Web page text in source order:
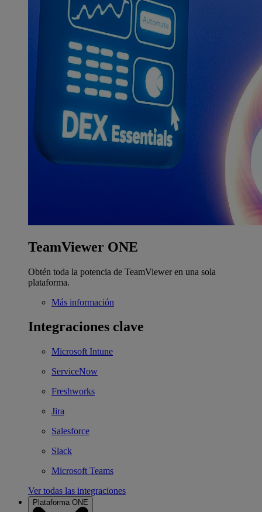
TeamViewer ONE
Obtén toda la potencia de TeamViewer en una sola
plataforma.
Más información
Integraciones clave
Microsoft Intune
ServiceNow
Freshworks
Jira
Salesforce
Slack
Microsoft Teams
Ver todas las integraciones
Plataforma ONE